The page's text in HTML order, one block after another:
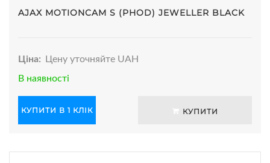
AJAX MOTIONCAM S (PHOD) JEWELLER BLACK
Ціна:
Цену уточняйте UAH
В наявності
КУПИТИ В 1 КЛІК КУПИТИ